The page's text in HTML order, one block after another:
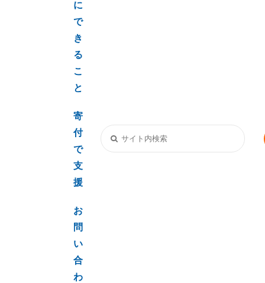
に
で
き
る
こ
と
寄
付
で
支
援
お
問
い
合
わ